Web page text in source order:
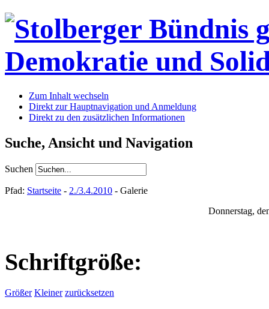
Zum Inhalt wechseln
Direkt zur Hauptnavigation und Anmeldung
Direkt zu den zusätzlichen Informationen
Suche, Ansicht und Navigation
Suchen
Pfad: Startseite - 2./3.4.2010 - Galerie
Donnerstag,
Schriftgröße:
Größer Kleiner zurücksetzen